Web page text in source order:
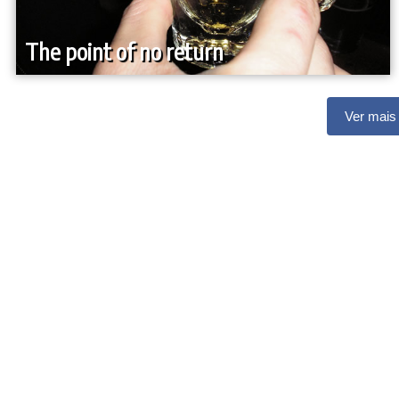
The point of no return
Ver